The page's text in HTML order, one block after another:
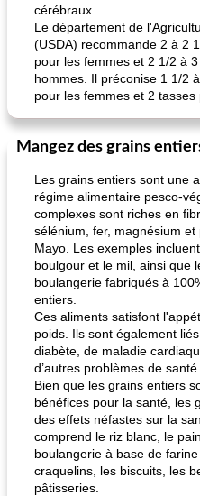
cérébraux.
Le département de
(USDA) recommande 2 à 2
pour les femmes et 2 1/2 à
hommes. Il préconise 1 1/2
pour les femmes et 2
Mangez des grains
Les grains entiers sont une
régime alimentaire pesco-
complexes sont riches en
sélénium, fer, magnésium
Mayo. Les exemples
boulgour et le mil, ainsi que
boulangerie fabriqués à
entiers.
Ces aliments satisfont
poids. Ils sont également
diabète, de maladie
d’autres problèmes de santé.
Bien que les grains entiers
bénéfices pour la santé, les
des effets néfastes sur la
comprend le riz blanc, le
boulangerie à base de
craquelins, les biscuits, les
pâtisseries.